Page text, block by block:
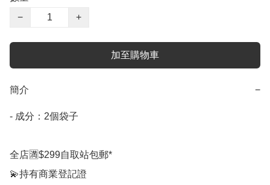
−
+
加至購物車
簡介 −
- 成分：2個袋子
全店🈵$299自取站包郵*
💫持有商業登記證